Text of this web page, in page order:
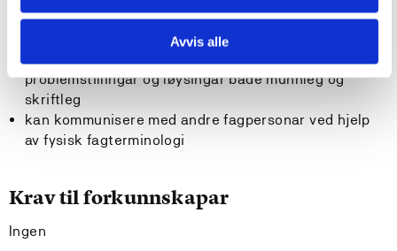
Avvis alle
Studenten
problemstillingar og løysingar både munnleg og
skriftleg
kan kommunisere med andre fagpersonar ved hjelp
av fysisk fagterminologi
Krav til forkunnskapar
Ingen